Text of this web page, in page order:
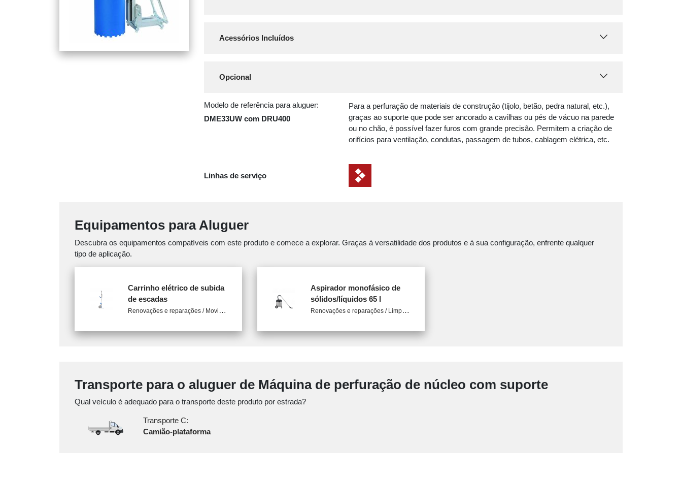
Acessórios Incluídos
Opcional
Modelo de referência para aluguer:
DME33UW com DRU400
Para a perfuração de materiais de construção (tijolo, betão, pedra natural, etc.),
graças ao suporte que pode ser ancorado a cavilhas ou pés de vácuo na parede
ou no chão, é possível fazer furos com grande precisão. Permitem a criação de
orifícios para ventilação, condutas, passagem de tubos, cablagem elétrica, etc.
Linhas de serviço
Equipamentos para Aluguer
Descubra os equipamentos compatíveis com este produto e comece a explorar. Graças à versatilidade dos produtos e à sua configuração, enfrente qualquer
tipo de aplicação.
Carrinho elétrico de subida
de escadas
R
enovações e reparações / Movimentação de materiais
Aspirador monofásico de
sólidos/líquidos 65 l
R
enovações e reparações / Limpeza
Transporte para o aluguer de Máquina de perfuração de núcleo com suporte
Qual veículo é adequado para o transporte deste produto por estrada?
Transporte C:
Camião-plataforma